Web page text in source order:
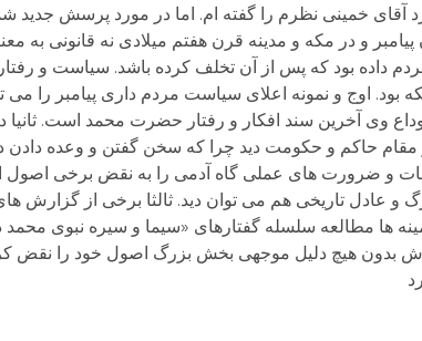
خمینی نظرم را گفته ام. اما در مورد پرسش جدید
و در مکه و مدینه قرن هفتم ميلادی نه قانونی به
داده بود که پس از آن تخلف کرده باشد. سیاست و
بود. اوج و نمونه اعلای سیاست مردم داری پیامبر را
وی آخرین سند افکار و رفتار حضرت محمد است. ثانيا
حاکم و حکومت ديد چرا که سخن گفتن و وعده دادن
و ضرورت های عملی گاه آدمی را به نقض برخی اصول
تاریخی هم می توان دید. ثالثا برخی از گزارش های
ها مطالعه سلسله گفتارهای «سیما و سیره نبوی محمد
بدون هیچ دلیل موجهی بخش بزرگ اصول خود را نقض